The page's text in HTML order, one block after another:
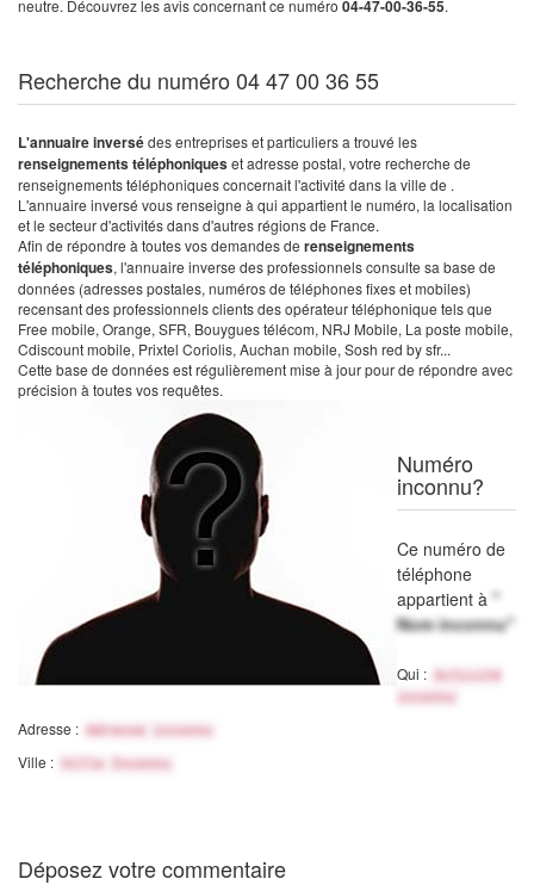
neutre. Découvrez les avis concernant ce numéro 04-47-00-36-55.
Recherche du numéro 04 47 00 36 55
L'annuaire inversédes entreprises et particuliers a trouvé les
renseignements téléphoniqueset adresse postal, votre recherche de
renseignements téléphoniques concernait l'activité dans la ville de .
L'annuaire inversé vous renseigne à qui appartient le numéro, la localisation
et le secteur d'activités dans d'autres régions de France.
Afin de répondre à toutes vos demandes de renseignements
téléphoniques, l'annuaire inverse des professionnels consulte sa base de
données (adresses postales, numéros de téléphones fixes et mobiles)
recensant des professionnels clients des opérateur téléphonique tels que
Free mobile, Orange, SFR, Bouygues télécom, NRJ Mobile, La poste mobile,
Cdiscount mobile, Prixtel Coriolis, Auchan mobile, Sosh red by sfr...
Cette base de données est régulièrement mise à jour pour de répondre avec
précision à toutes vos requêtes.
Numéro
inconnu?
Ce numéro de
téléphone
appartient à "
Nom inconnu"
Qui :
Activité
inconnu
Adresse : Adresse inconnu
Ville : Ville Inconnu
Déposez votre commentaire